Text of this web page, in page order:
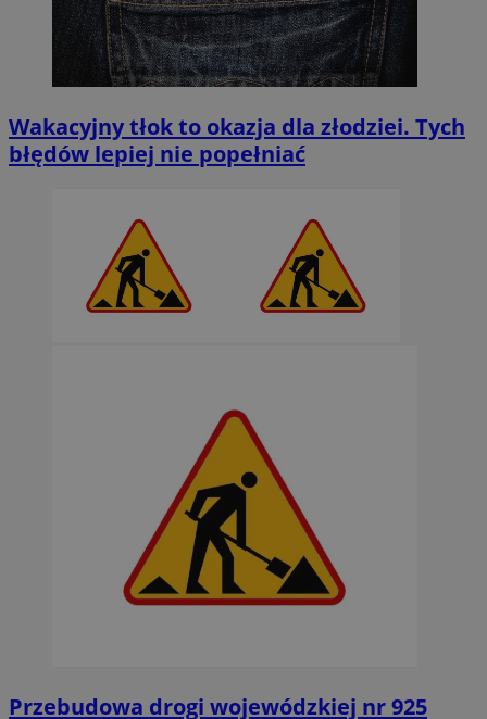
Wakacyjny tłok to okazja dla złodziei. Tych
błędów lepiej nie popełniać
Przebudowa drogi wojewódzkiej nr 925